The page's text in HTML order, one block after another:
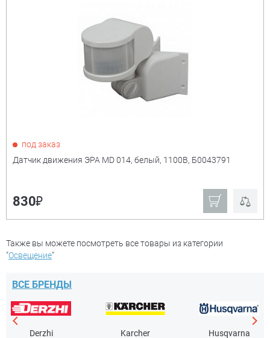
Показать только
ЭРА
+Мощность
под заказ
Датчик движения ЭРА MD 014, белый, 1100В, Б0043791
830₽
Также вы можете посмотреть все товары из категории
"Освещение"
ВСЕ БРЕНДЫ
Derzhi Karcher Husqvarna